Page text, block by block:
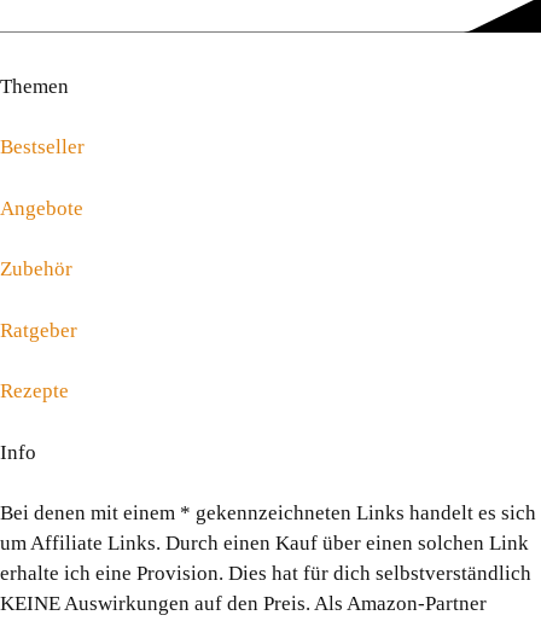
Themen
Bestseller
Angebote
Zubehör
Ratgeber
Rezepte
Info
Bei denen mit einem * gekennzeichneten Links handelt es sich
um Affiliate Links. Durch einen Kauf über einen solchen Link
erhalte ich eine Provision. Dies hat für dich selbstverständlich
KEINE Auswirkungen auf den Preis. Als Amazon-Partner